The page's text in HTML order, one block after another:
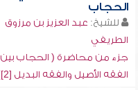
الحجاب
للشيخ: عبد العزيز بن مرزوق
الطريفي
جزء من محاضرة ( الحجاب بين
الفقه الأصيل والفقه البديل [2])